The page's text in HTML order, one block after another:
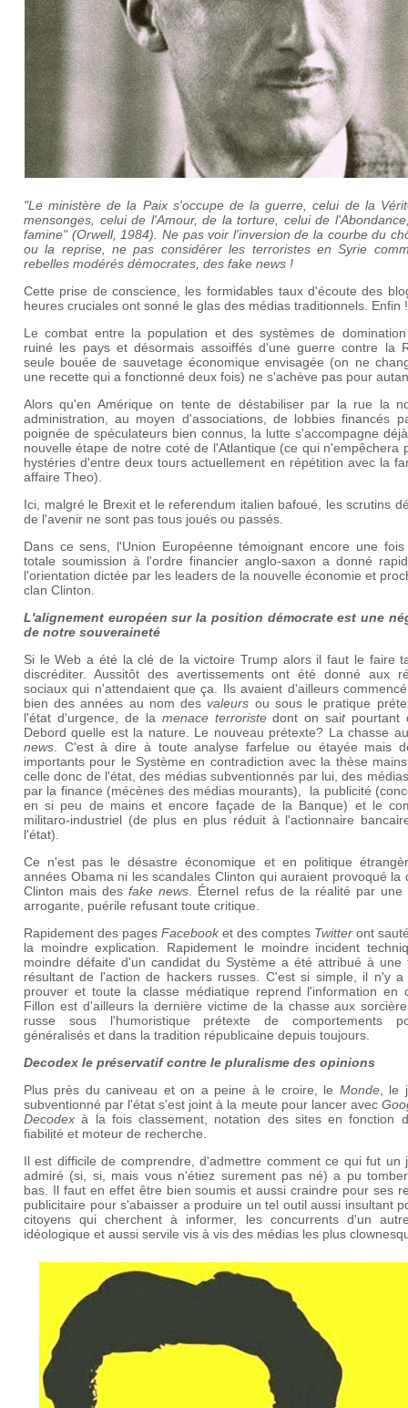
"Le ministère de la Paix s'occupe de la guerre, celui de la
mensonges, celui de l'Amour, de la torture, celui de
famine" (Orwell, 1984). Ne pas voir l'inversion de la courbe du
ou la reprise, ne pas considérer les terroristes en Syrie
rebelles modérés démocrates, des fake news !
Cette prise de conscience, les formidables taux d'écoute des
heures cruciales ont sonné le glas des médias traditionnels. Enfin !
Le combat entre la population et des systèmes de
ruiné les pays et désormais assoiffés d'une guerre contre la
seule bouée de sauvetage économique envisagée (on ne
une recette qui a fonctionné deux fois) ne s'achève pas pour
Alors qu'en Amérique on tente de déstabiliser par la rue la
administration, au moyen d'associations, de lobbies financés
poignée de spéculateurs bien connus, la lutte s'accompagne
nouvelle étape de notre coté de l'Atlantique (ce qui n'empêchera
hystéries d'entre deux tours actuellement en répétition avec la
affaire Theo).
Ici, malgré le Brexit et le referendum italien bafoué, les scrutins
de l'avenir ne sont pas tous joués ou passés.
Dans ce sens, l'Union Européenne témoignant encore une
totale soumission à l'ordre financier anglo-saxon a donné
l'orientation dictée par les leaders de la nouvelle économie et
clan Clinton.
L'alignement européen sur la position démocrate est une
de notre souveraineté
Si le Web a été la clé de la victoire Trump alors il faut le faire
discréditer. Aussitôt des avertissements ont été donné aux
sociaux qui n'attendaient que ça. Ils avaient d'ailleurs
bien des années au nom desvaleurs ou sous le pratique
l'état d'urgence, de la menace terroristedont on sait pourtant
Debord quelle est la nature. Le nouveau prétexte? La chasse
news . C'est à dire à toute analyse farfelue ou étayée mais
importants pour le Système en contradiction avec la thèse
celle donc de l'état, des médias subventionnés par lui, des
par la finance (mécènes des médias mourants), la publicité
en si peu de mains et encore façade de la Banque) et le
militaro-industriel (de plus en plus réduit à l'actionnaire
l'état).
Ce n'est pas le désastre économique et en politique
années Obama ni les scandales Clinton qui auraient provoqué la
Clinton mais des fake news . Éternel refus de la réalité par une
arrogante, puérile refusant toute critique.
Rapidement des pages Facebooket des comptes Twitter ont
la moindre explication. Rapidement le moindre incident
moindre défaite d'un candidat du Système a été attribué à une
résultant de l'action de hackers russes. C'est si simple, il n'y
prouver et toute la classe médiatique reprend l'information en
Fillon est d'ailleurs la dernière victime de la chasse aux
russe sous l'humoristique prétexte de comportements
généralisés et dans la tradition républicaine depuis toujours.
Decodex le préservatif contre le pluralisme des opinions
Plus près du caniveau et on a peine à le croire, le Monde , le
subventionné par l'état s'est joint à la meute pour lancer avec
Decodex à la fois classement, notation des sites en fonction
fiabilité et moteur de recherche.
Il est difficile de comprendre, d'admettre comment ce qui fut un
admiré (si, si, mais vous n'étiez surement pas né) a pu
bas. Il faut en effet être bien soumis et aussi craindre pour ses
publicitaire pour s'abaisser a produire un tel outil aussi insultant
citoyens qui cherchent à informer, les concurrents d'un
idéologique et aussi servile vis à vis des médias les plus